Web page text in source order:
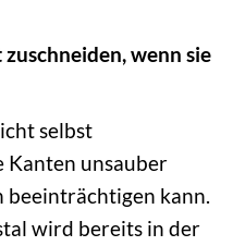
wenn sie
selbst
Kanten unsauber
beeinträchtigen kann.
wird bereits in der